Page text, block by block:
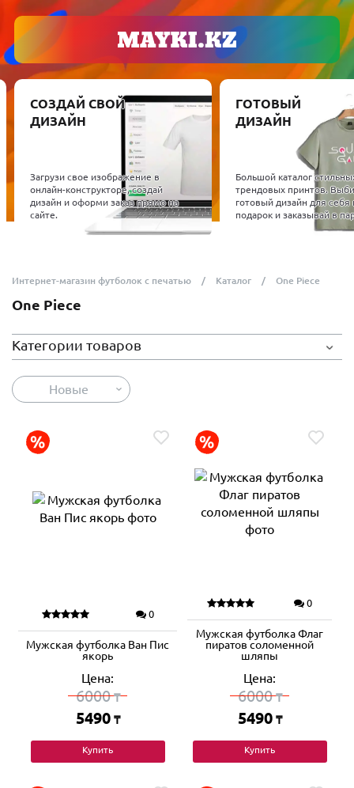
СОЗДАЙ СВОЙ
ДИЗАЙН
Загрузи свое изображение в
онлайн-конструкторе, создай
дизайн и оформи заказ прямо на
сайте.
ГОТОВЫЙ
ДИЗАЙН
Большой каталог
трендовых принтов.
готовый дизайн для себя
подарок и заказывай в
Интернет-магазин футболок с печатью Каталог One Piece
One Piece
Категории товаров
Новые
0
Мужская футболка Ван Пис
якорь
Цена:
6000₸
5490 ₸
Купить
0
Мужская футболка Флаг
пиратов соломенной
шляпы
Цена:
6000₸
5490 ₸
Купить